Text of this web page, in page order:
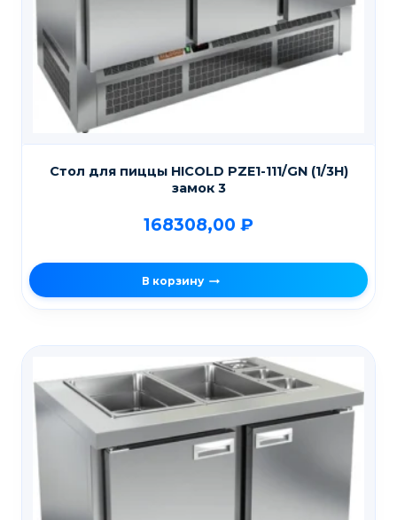
Стол для пиццы HICOLD PZE1-111/GN (1/3H)
замок 3
168308,00 ₽
В корзину